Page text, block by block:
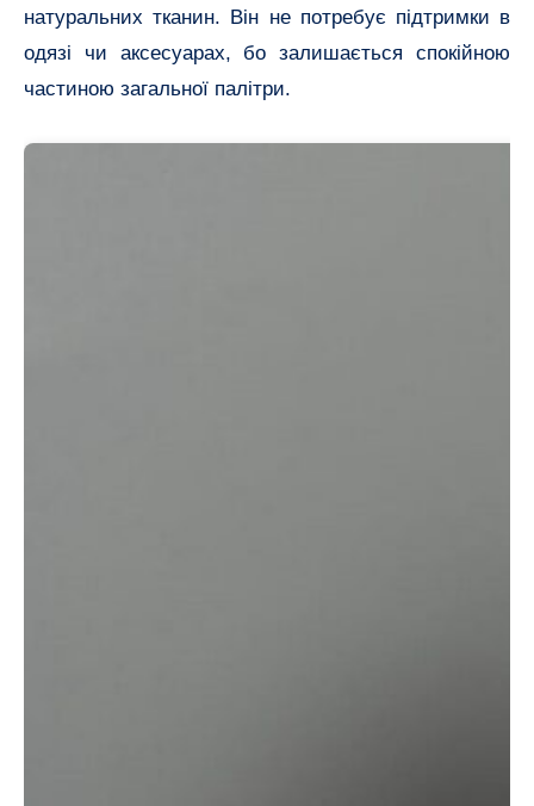
натуральних тканин. Він не потребує підтримки в
одязі чи аксесуарах, бо залишається спокійною
частиною загальної палітри.